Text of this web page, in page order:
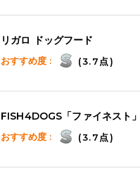
リガロ ドッグフード
おすすめ度 : (3.7点)
FISH4DOGS「ファイネスト」
おすすめ度 : (3.7点)